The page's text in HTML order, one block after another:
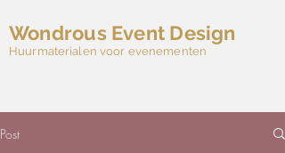
Wondrous Event Design
Huurmaterialen voor evenementen
Post